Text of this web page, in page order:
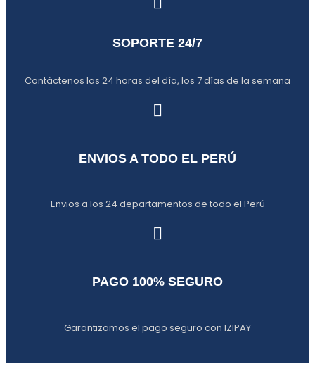
SOPORTE 24/7
Contáctenos las 24 horas del día, los 7 días de la semana
ENVIOS A TODO EL PERÚ
Envios a los 24 departamentos de todo el Perú
PAGO 100% SEGURO
Garantizamos el pago seguro con IZIPAY